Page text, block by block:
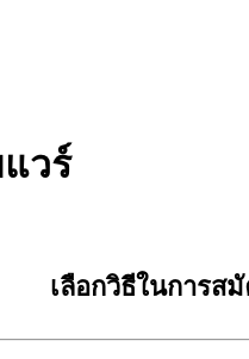
วร์
เลือกวิธีในการส